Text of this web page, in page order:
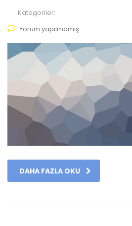
Kategoriler:
Yorum yapılmamış
DAHA FAZLA OKU